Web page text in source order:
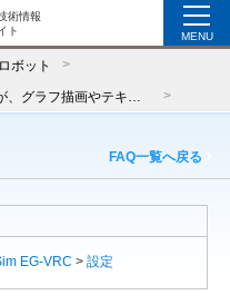
術情報
ト
MENU
ロボット
FAQ一覧へ戻る
EG-VRC > 設定